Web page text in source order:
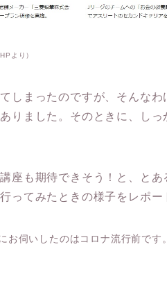
HP より）
しまったのですが、そんなわ
りました。そのときに、し
座も期待できそう！と、と
ってみたときの様子をレポー
お伺いしたのはコロナ流行前です